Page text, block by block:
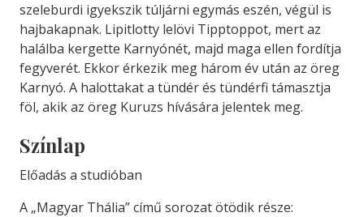
szeleburdi igyekszik túljárni egymás eszén, végül is
hajbakapnak. Lipitlotty lelövi Tipptoppot, mert az
halálba kergette Karnyónét, majd maga ellen fordítja
fegyverét. Ekkor érkezik meg három év után az öreg
Karnyó. A halottakat a tündér és tündérfi támasztja
föl, akik az öreg Kuruzs hívására jelentek meg.
Színlap
Előadás a studióban
A „Magyar Thália” című sorozat ötödik része: